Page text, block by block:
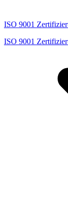
Certification
Trainings- und
von anderen